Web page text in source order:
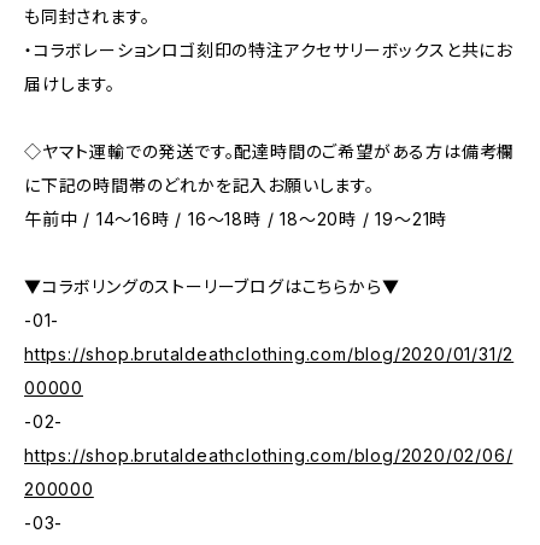
も同封されます。
・コラボレーションロゴ刻印の特注アクセサリーボックスと共にお
届けします。
◇ヤマト運輸での発送です。配達時間のご希望がある方は備考欄
に下記の時間帯のどれかを記入お願いします。
午前中 / 14～16時 / 16～18時 / 18～20時 / 19～21時
▼コラボリングのストーリーブログはこちらから▼
-01-
https://shop.brutaldeathclothing.com/blog/2020/01/31/2
00000
-02-
https://shop.brutaldeathclothing.com/blog/2020/02/06/
200000
-03-